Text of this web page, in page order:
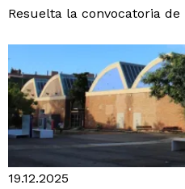
Resuelta la convocatoria de
19.12.2025